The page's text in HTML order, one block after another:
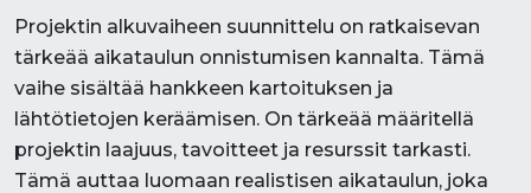
Projektin alkuvaiheen suunnittelu on ratkaisevan
tärkeää aikataulun onnistumisen kannalta. Tämä
vaihe sisältää hankkeen kartoituksen ja
lähtötietojen keräämisen. On tärkeää määritellä
projektin laajuus, tavoitteet ja resurssit tarkasti.
Tämä auttaa luomaan realistisen aikataulun, joka